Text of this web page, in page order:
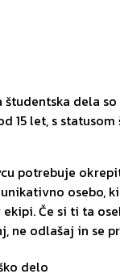
študentska dela
15 let, s
potrebuje
osebo,
Če si ti ta
ne odlašaj in se
delo